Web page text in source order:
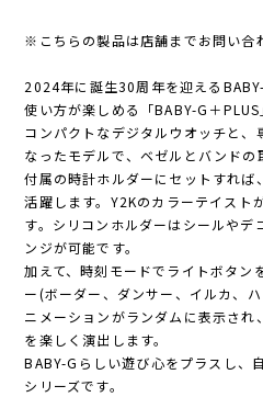
※こちらの製品は店舗までお問い合
2024年に誕生30周年を迎える
使い方が楽しめる「BABY-G＋PLUS
コンパクトなデジタルウオッチと、
なったモデルで、ベゼルとバンドの
付属の時計ホルダーにセットすれば
活躍します。Y2Kのカラーテイスト
す。シリコンホルダーはシールやデ
ンジが可能です。
加えて、時刻モードでライトボタン
ー(ボーダー、ダンサー、イルカ、
ニメーションがランダムに表示され
を楽しく演出します。
BABY-Gらしい遊び心をプラスし、
シリーズです。